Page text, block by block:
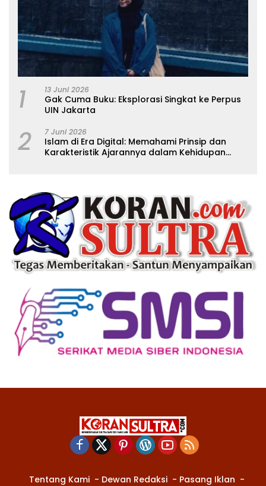
1 13 Juni 2026
Gak Cuma Buku: Eksplorasi Singkat ke Perpus
UIN Jakarta
2 7 Juni 2026
Islam di Era Digital: Memahami Prinsip dan
Karakteristik Ajarannya dalam Kehidupan
Tentang Kami Dewan Redaksi Pasang Iklan